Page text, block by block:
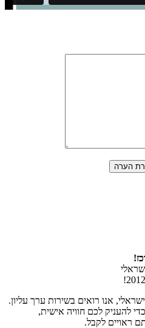
הערה
אנו רואים בשירות ערך עליון.
להעניק לכם חוויה אישית,
ראויים לקבל.